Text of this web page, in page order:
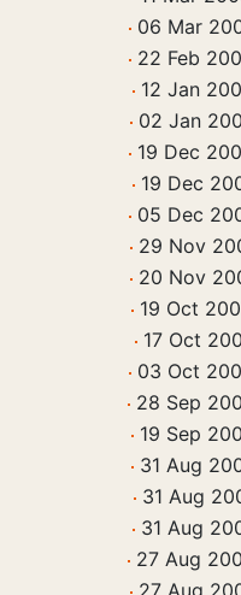
06 Mar
22 Feb
12 Jan
02 Jan
19 Dec
19 Dec
05 Dec
29 Nov
20 Nov
19 Oct
17 Oct
03 Oct
28 Sep
19 Sep
31 Aug
31 Aug
31 Aug
27 Aug
27 Aug